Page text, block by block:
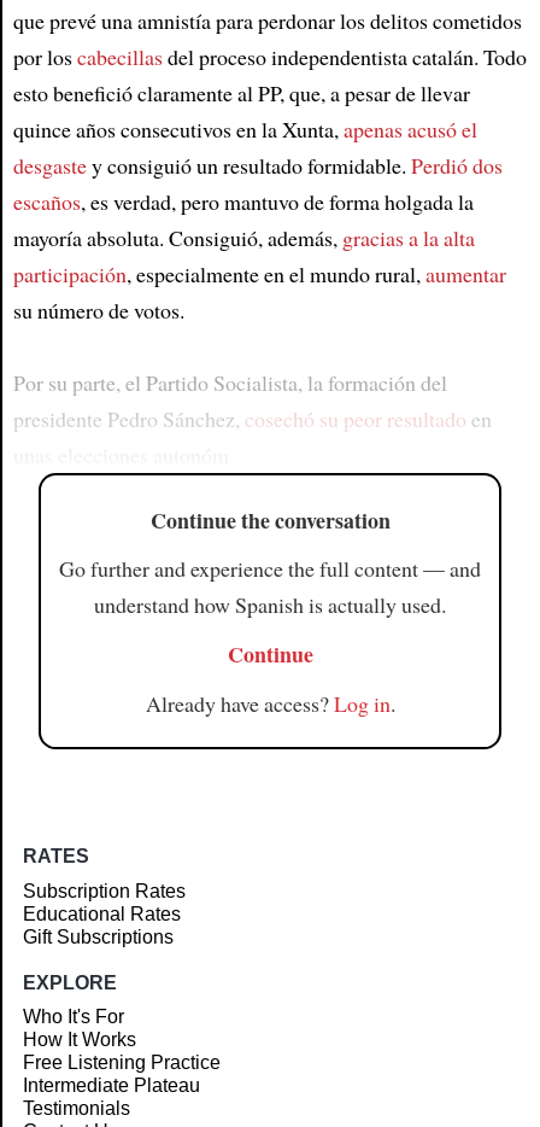
que prevé una amnistía para perdonar los delitos cometidos
por loscabecillasdel proceso independentista catalán. Todo
esto benefició claramente al PP, que, a pesar de llevar
quince años consecutivos en la Xunta,apenas acusó el
desgastey consiguió un resultado formidable. Perdió dos
escaños, es verdad, pero mantuvo de forma holgada la
mayoría absoluta. Consiguió, además, gracias a la alta
participación, especialmente en el mundo rural,aumentar
su número de votos.
Por su parte, el Partido Socialista, la formación del
presidente Pedro Sánchez, cosechó su peor resultado en
Continue the conversation
Go further and experience the full content — and
understand how Spanish is actually used.
Continue
Already have access?Log in.
RATES
Subscription Rates
Educational Rates
Gift Subscriptions
EXPLORE
Who It's For
How It Works
Free Listening Practice
Intermediate Plateau
Testimonials